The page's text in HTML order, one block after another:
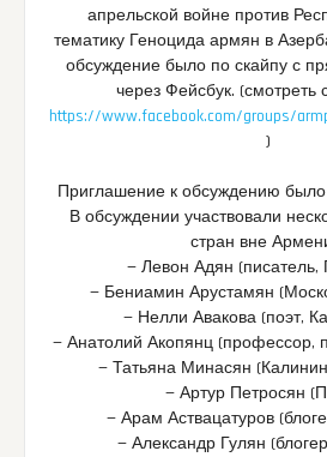
апрельской войне против
тематику Геноцида армян в
обсуждение было по скайпу с
через Фейсбук. (смотреть
https://www.facebook.com/groups/
)
Приглашение к обсуждению было
В обсуждении участвовали
стран вне
— Левон Адян (писатель,
— Бениамин Арустамян
— Нелли Авакова (поэт,
— Анатолий Акопянц (профессор,
— Татьяна Минасян
— Артур Петросян
— Арам Аствацатуров
— Александр Гулян